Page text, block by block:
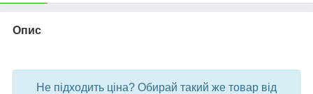
Опис
Не підходить ціна? Обирай такий же товар від